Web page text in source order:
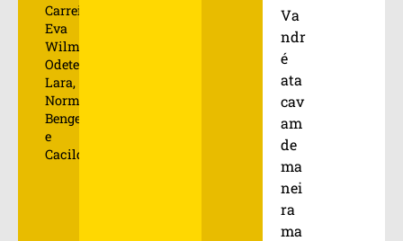
Carreiro,
Eva
Wilma,
Odete
Lara,
Norma
Bengell
e
Cacilda_Becker.
Va
ndr
é
ata
cav
am
de
ma
nei
ra
ma